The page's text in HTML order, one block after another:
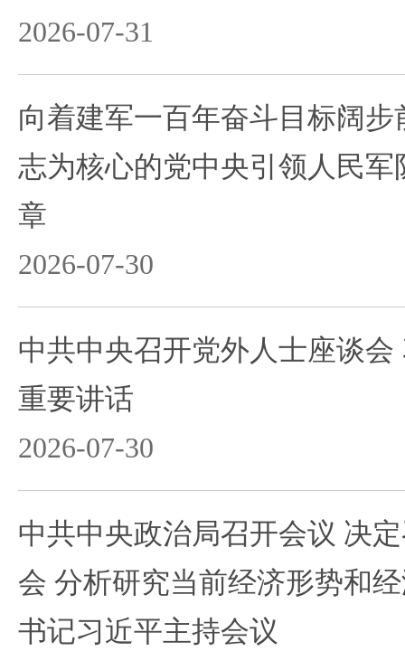
2026-07-31
向着建军一百年奋斗目标阔
志为核心的党中央引领人民
章
2026-07-30
中共中央召开党外人士座谈
重要讲话
2026-07-30
中共中央政治局召开会议 决
会 分析研究当前经济形势和
书记习近平主持会议